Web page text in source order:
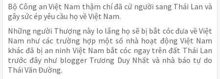
Bộ Công an Việt Nam thậm chí đã cử người sang Thái Lan và
gây sức ép yêu cầu họ về Việt Nam.
Những người Thượng này lo lắng họ sẽ bị bắt cóc đưa về Việt
Nam như các trường hợp một số nhà hoạt động Việt Nam
khác đã bị an ninh Việt Nam bắt cóc ngay trên đất Thái Lan
trước đây như blogger Trương Duy Nhất và nhà báo tự do
Thái Văn Đường.